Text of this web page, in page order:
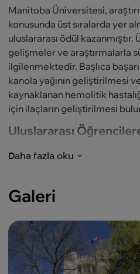
Manitoba Üniversitesi,
konusunda üst sıralarda yer
uluslararası ödül
gelişmeler ve araştırmalarla
ilgilenmektedir. Başlıca
kanola yağının geliştirilmesi
kaynaklanan hemolitik
için ilaçların geliştirilmesi
Uluslararası
için İngilizce Dil Merkezi’nde
Bunun yanı sıra,
Merkezi (ICS) de
çeşitli konularda faydalı
Daha fazla oku
Galeri